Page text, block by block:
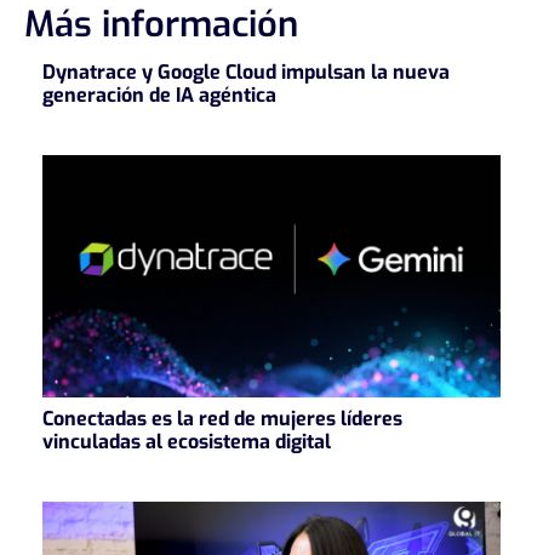
Más información
Dynatrace y Google Cloud impulsan la nueva
generación de IA agéntica
Conectadas es la red de mujeres líderes
vinculadas al ecosistema digital